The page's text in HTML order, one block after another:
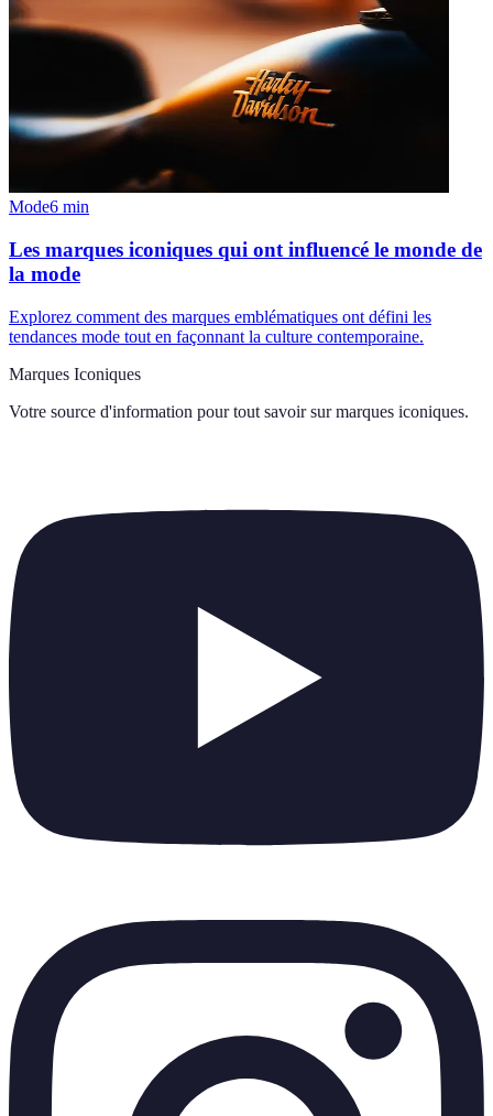
Mode6 min
Les marques iconiques qui ont influencé le monde de
la mode
Explorez comment des marques emblématiques ont défini les
tendances mode tout en façonnant la culture contemporaine.
Marques Iconiques
Votre source d'information pour tout savoir sur marques iconiques.